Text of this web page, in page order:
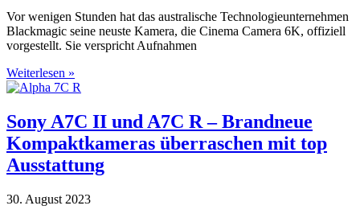
Vor wenigen Stunden hat das australische Technologieunternehmen
Blackmagic seine neuste Kamera, die Cinema Camera 6K, offiziell
vorgestellt. Sie verspricht Aufnahmen
Weiterlesen »
Sony A7C II und A7C R – Brandneue
Kompaktkameras überraschen mit top
Ausstattung
30. August 2023